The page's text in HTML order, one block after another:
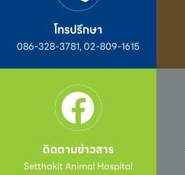
โทรปรึกษา
086-328-3781, 02-809-1615
ติดตามข่าวสาร
Setthakit Animal Hospital